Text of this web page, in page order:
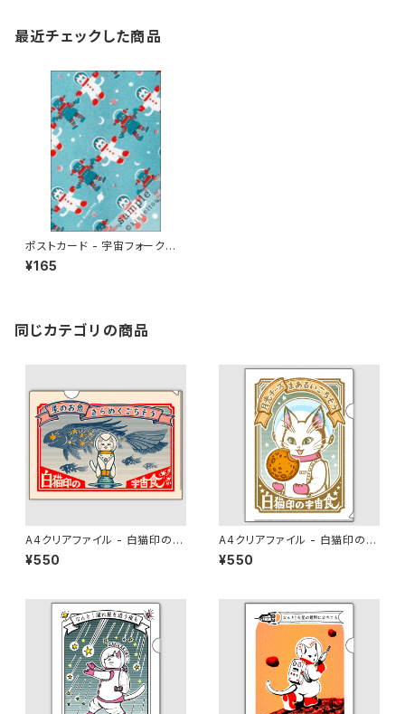
最近チェックした商品
ポストカード - 宇宙フォークダ
ンス
¥165
同じカテゴリの商品
A4クリアファイル - 白猫印の宇
宙食 おさかな味
¥550
A4クリアファイル - 白猫印の宇
宙食 月光味
¥550